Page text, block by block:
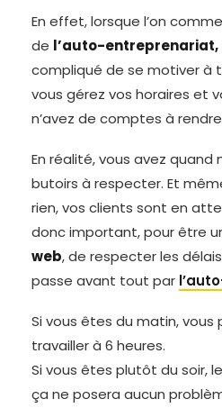
En effet, lorsque l’on
de l’auto-entreprenariat,
compliqué de se motiver à
vous gérez vos horaires et
n’avez de comptes à
En réalité, vous avez
butoirs à respecter. Et
rien, vos clients sont en
donc important, pour être
web, de respecter les
passe avant tout par
Si vous êtes du matin,
travailler à 6 heures.
Si vous êtes plutôt du soir,
ça ne posera aucun